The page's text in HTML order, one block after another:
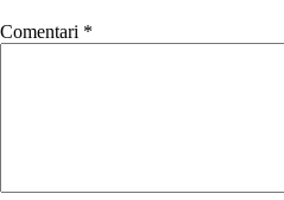
Comentari *